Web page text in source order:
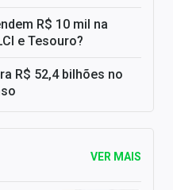
R$ 10 mil na
e Tesouro?
R$ 52,4 bilhões no
VER MAIS